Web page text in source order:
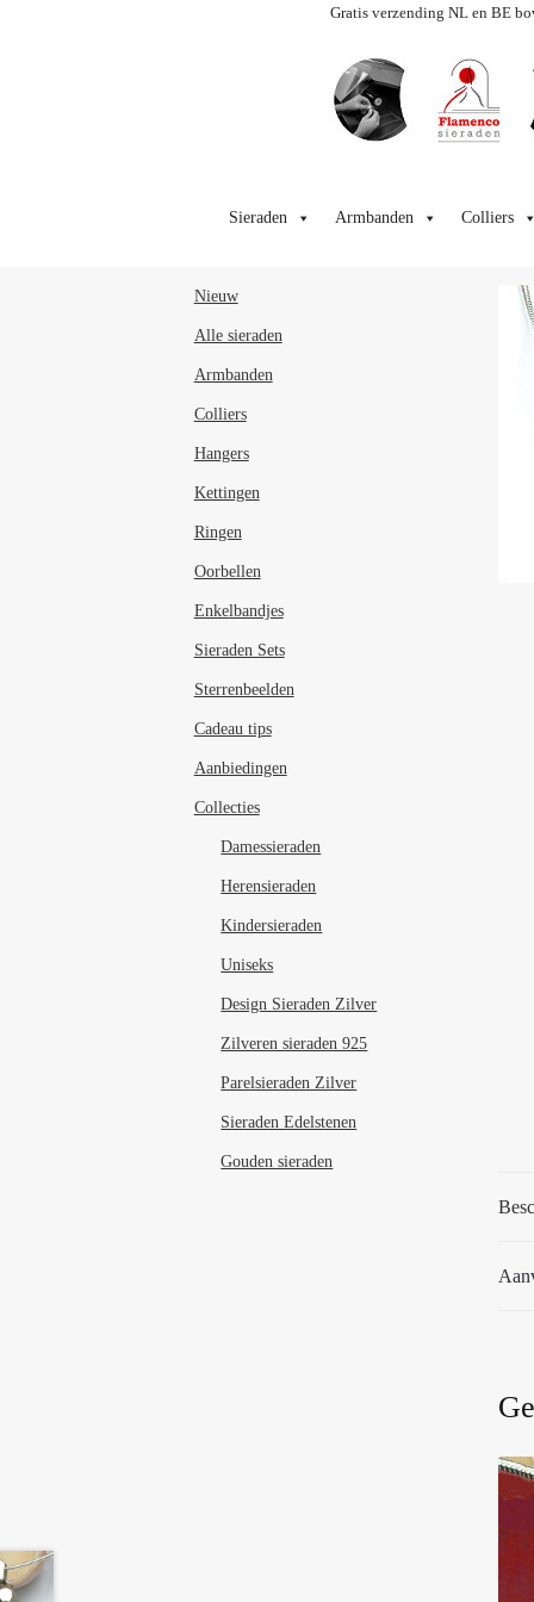
Gratis verzending NL en BE
door
naar
Sieraden Armbanden Colliers
Nieuw
Alle sieraden
Armbanden
Colliers
Hangers
Kettingen
Ringen
Oorbellen
Enkelbandjes
Sieraden Sets
Sterrenbeelden
Cadeau tips
Aanbiedingen
Collecties
Damessieraden
Herensieraden
Kindersieraden
Uniseks
Design Sieraden Zilver
Zilveren sieraden 925
Parelsieraden Zilver
Sieraden Edelstenen
Gouden sieraden